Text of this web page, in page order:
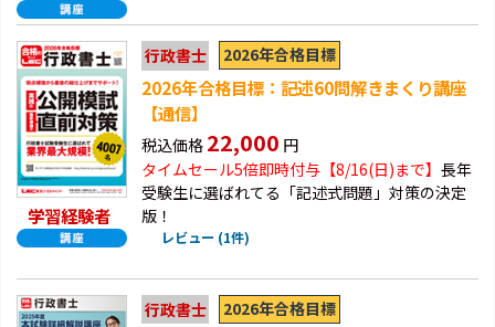
学習経験者
行政書士 2026年合格目標
2026年合格目標：記述60問解きまくり講座
【通信】
税込価格 22,000 円
タイムセール5倍即時付与【8/16(日)まで】 長年
受験生に選ばれてる「記述式問題」対策の決定
版！
レビュー (1件)
行政書士 2026年合格目標